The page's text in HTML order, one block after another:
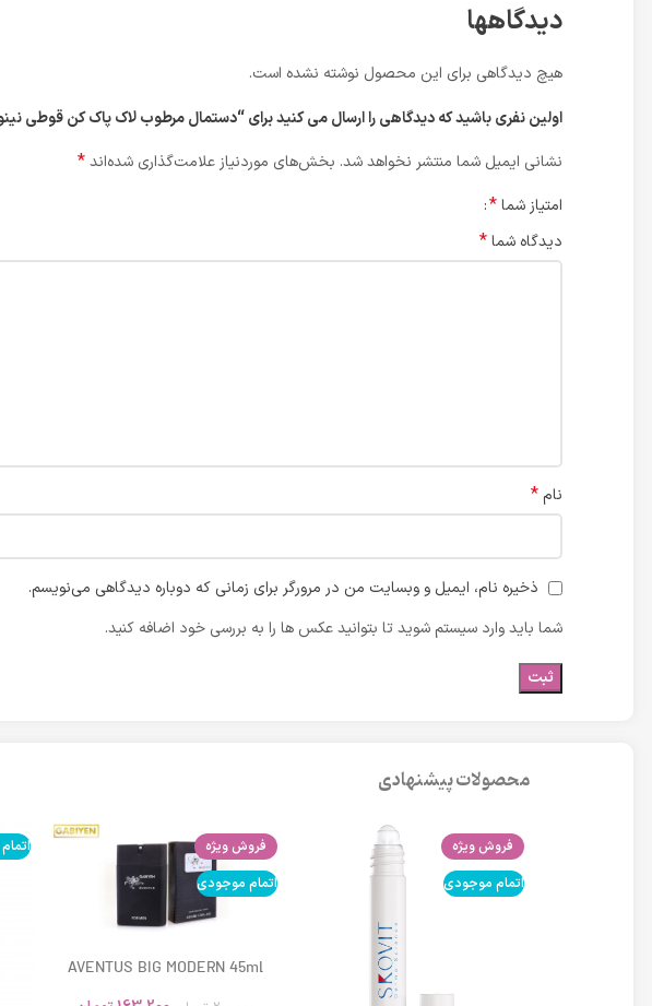
دیدگاهها
هیچ دیدگاهی برای این محصول نوشته نشده است.
اولین نفری باشید که دیدگاهی را ارسال می کنید برای “دستمال مرطوب لاک پاک کن قوطي
نشانی ایمیل شما منتشر نخواهد شد. بخش‌های موردنیاز علامت‌گذاری شده‌اند*
امتیاز شما*
دیدگاه شما*
نام *
ذخیره نام، ایمیل و وبسایت من در مرورگر برای زمانی که دوباره دیدگاهی می‌نویسم.
شما باید وارد سیستم شوید تا بتوانید عکس ها را به بررسی خود اضافه کنید.
محصولات پیشنهادی
فروش ویژه
اتمام موجودی
فروش ویژه
اتمام موجودی
AVENTUS BIG MODERN 45ml